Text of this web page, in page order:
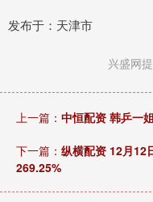
发布于：天津市
兴盛网
上一篇： 中恒配资 韩乒一
下一篇： 纵横配资 12月12
269.25%